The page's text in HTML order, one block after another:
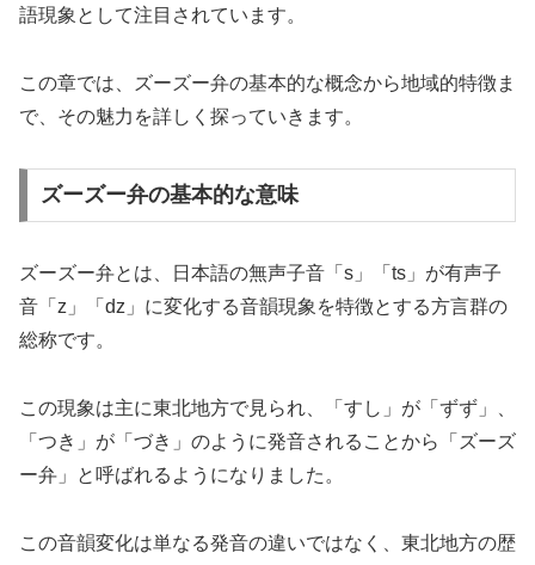
語現象として注目されています。
この章では、ズーズー弁の基本的な概念から地域的特徴ま
で、その魅力を詳しく探っていきます。
ズーズー弁の基本的な意味
ズーズー弁とは、日本語の無声子音「s」「ts」が有声子
音「z」「dz」に変化する音韻現象を特徴とする方言群の
総称です。
この現象は主に東北地方で見られ、「すし」が「ずず」、
「つき」が「づき」のように発音されることから「ズーズ
ー弁」と呼ばれるようになりました。
この音韻変化は単なる発音の違いではなく、東北地方の歴